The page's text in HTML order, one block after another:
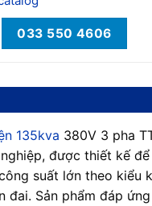
033 550 4606
135kva 380V 3 pha
được thiết kế
suất lớn theo kiểu
đai. Sản phẩm đáp